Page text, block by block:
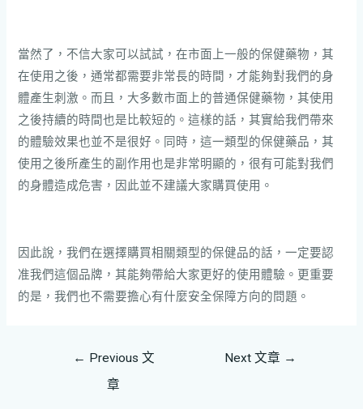
當然了，不信大家可以試試，在市面上一般的保健藥物，其
在使用之後，通常都需要非常長的時間，才能夠對我們的身
體產生刺激。而且，大多數市面上的普通保健藥物，其使用
之後持續的時間也是比較短的。這樣的話，其實給我們帶來
的體驗效果也並不是很好。同時，這一類型的保健藥品，其
使用之後所產生的副作用也是非常明顯的，很有可能對我們
的身體造成危害，因此並不建議大家購買使用。
因此說，我們在選擇購買相關類型的保健品的話，一定要認
准我們這個品牌，其能夠帶給大家更好的使用體驗。更重要
的是，我們也不需要擔心有什麼安全保障方向的問題。
← Previous 文
章
Next 文章 →